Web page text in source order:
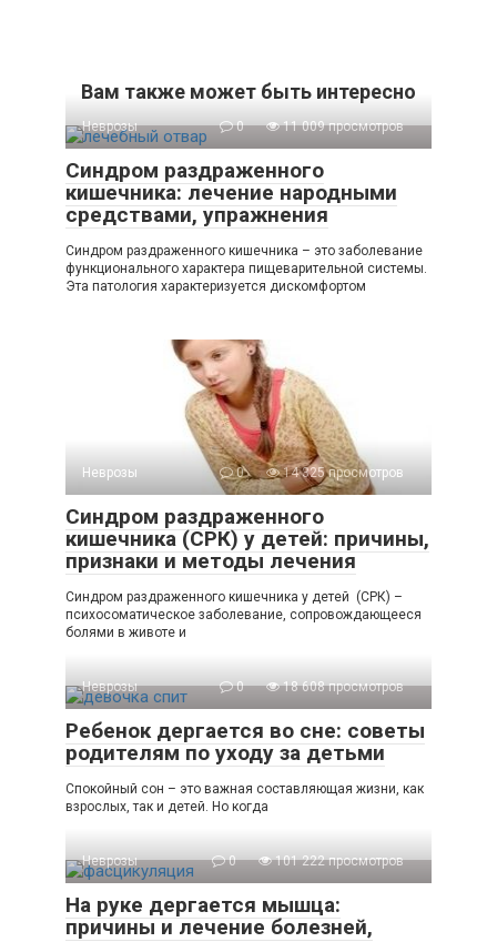
Вам также может быть интересно
Неврозы 0 11 009 просмотров
Синдром раздраженного
кишечника: лечение народными
средствами, упражнения
Синдром раздраженного кишечника – это заболевание
функционального характера пищеварительной системы.
Эта патология характеризуется дискомфортом
Неврозы 0 14 325 просмотров
Синдром раздраженного
кишечника (СРК) у детей: причины,
признаки и методы лечения
Синдром раздраженного кишечника у детей (СРК) –
психосоматическое заболевание, сопровождающееся
болями в животе и
Неврозы 0 18 608 просмотров
Ребенок дергается во сне: советы
родителям по уходу за детьми
Спокойный сон – это важная составляющая жизни, как
взрослых, так и детей. Но когда
Неврозы 0 101 222 просмотров
На руке дергается мышца:
причины и лечение болезней,